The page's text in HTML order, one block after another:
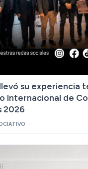
llevó su experiencia
Internacional de
2026